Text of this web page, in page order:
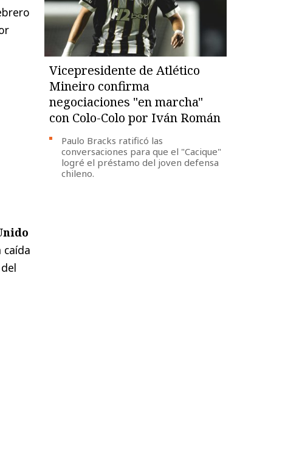
Vicepresidente de Atlético
Mineiro confirma
negociaciones "en marcha"
con Colo-Colo por Iván Román
Paulo Bracks ratificó las
conversaciones para que el "Cacique"
logré el préstamo del joven defensa
chileno.